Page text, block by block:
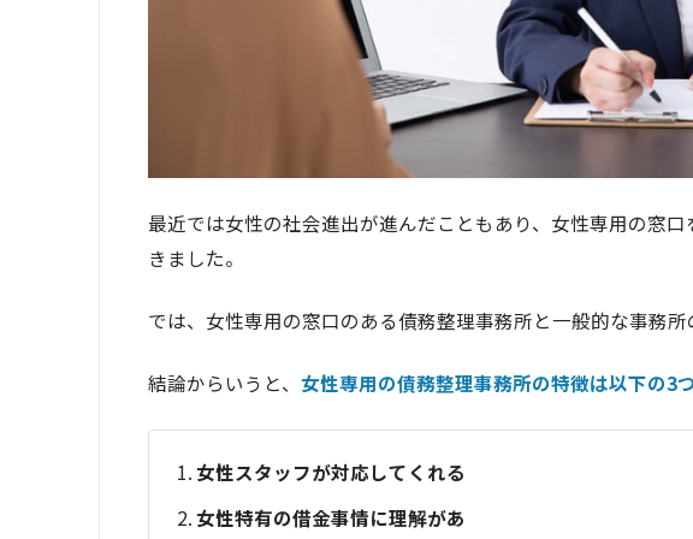
最近では女性の社会進出が進んだこともあり、女性専用の窓
きました。
では、女性専用の窓口のある債務整理事務所と一般的な事務
結論からいうと、 女性専用の債務整理事務所の特徴は以下の3
女性スタッフが対応してくれる
女性特有の借金事情に理解があ